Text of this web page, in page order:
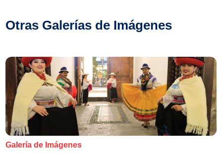
Otras Galerías de Imágenes
Galería de Imágenes